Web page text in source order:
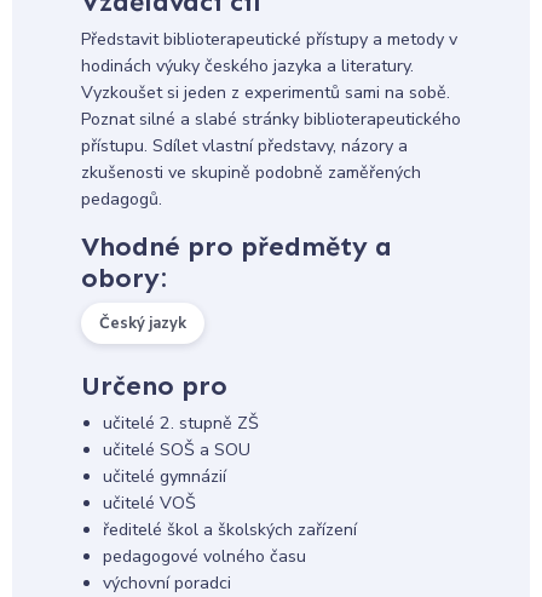
Představit biblioterapeutické přístupy a metody v
hodinách výuky českého jazyka a literatury.
Vyzkoušet si jeden z experimentů sami na sobě.
Poznat silné a slabé stránky biblioterapeutického
přístupu. Sdílet vlastní představy, názory a
zkušenosti ve skupině podobně zaměřených
pedagogů.
Vhodné pro předměty a
obory:
Český jazyk
Určeno pro
učitelé 2. stupně ZŠ
učitelé SOŠ a SOU
učitelé gymnázií
učitelé VOŠ
ředitelé škol a školských zařízení
pedagogové volného času
výchovní poradci